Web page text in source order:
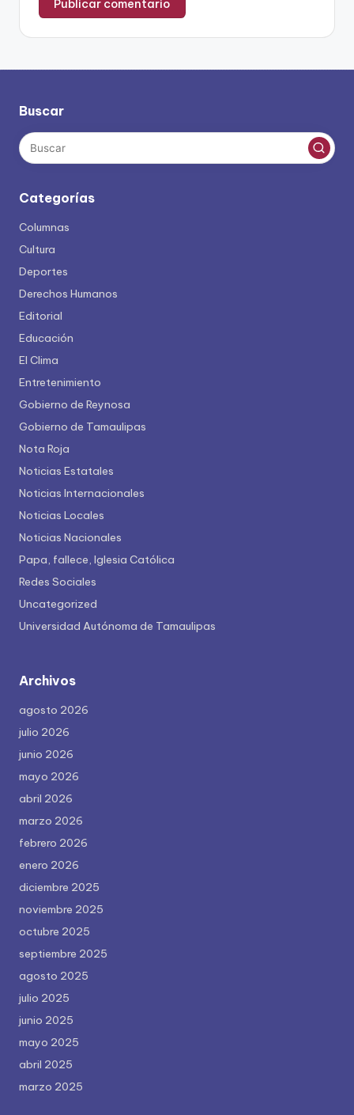
Buscar
Categorías
Columnas
Cultura
Deportes
Derechos Humanos
Editorial
Educación
El Clima
Entretenimiento
Gobierno de Reynosa
Gobierno de Tamaulipas
Nota Roja
Noticias Estatales
Noticias Internacionales
Noticias Locales
Noticias Nacionales
Papa, fallece, Iglesia Católica
Redes Sociales
Uncategorized
Universidad Autónoma de Tamaulipas
Archivos
agosto 2026
julio 2026
junio 2026
mayo 2026
abril 2026
marzo 2026
febrero 2026
enero 2026
diciembre 2025
noviembre 2025
octubre 2025
septiembre 2025
agosto 2025
julio 2025
junio 2025
mayo 2025
abril 2025
marzo 2025